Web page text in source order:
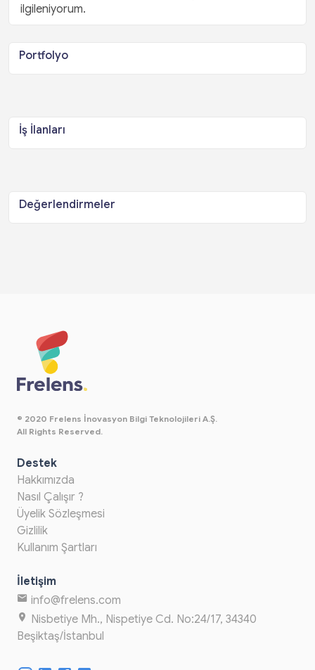
ilgileniyorum.
Portfolyo
İş İlanları
Değerlendirmeler
© 2020 Frelens İnovasyon Bilgi Teknolojileri A.Ş.
All Rights Reserved.
Destek
Hakkımızda
Nasıl Çalışır ?
Üyelik Sözleşmesi
Gizlilik
Kullanım Şartları
İletişim
info@frelens.com
Nisbetiye Mh., Nispetiye Cd. No:24/17, 34340
Beşiktaş/İstanbul